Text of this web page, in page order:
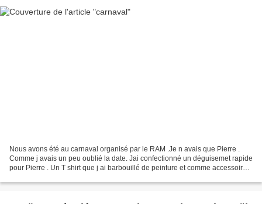
Nous avons été au carnaval organisé par le RAM .Je n avais que Pierre .
Comme j avais un peu oublié la date. Jai confectionné un déguisemet rapide
pour Pierre . Un T shirt que j ai barbouillé de peinture et comme accessoire